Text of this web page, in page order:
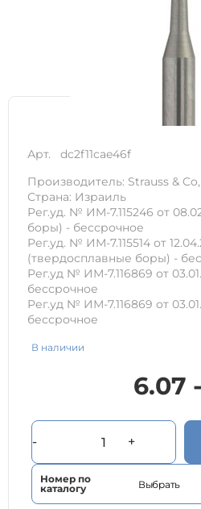
Арт.
dc2f11cae46f
Производитель: Strauss &
Страна: Израиль
Рег.уд. № ИM-7.115246 от
боры) - бессрочное
Рег.уд. № ИМ-7.115514 от
(твердосплавные боры) -
Рег.уд № ИМ-7.116869 от
бессрочное
Рег.уд № ИМ-7.116869 от
бессрочное
В наличии
6.07
Номер по
каталогу
- +